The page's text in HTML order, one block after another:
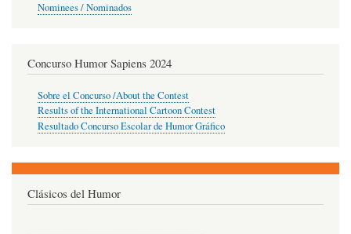
Nominees / Nominados
Concurso Humor Sapiens 2024
Sobre el Concurso /About the Contest
Results of the International Cartoon Contest
Resultado Concurso Escolar de Humor Gráfico
Clásicos del Humor